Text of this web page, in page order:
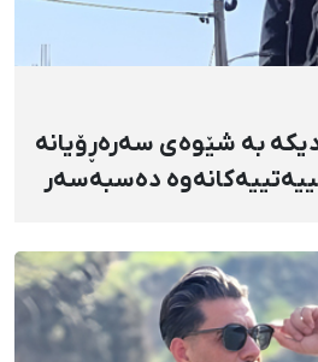
بە شێوەی سەرەڕۆیانە
دەسبەسەر